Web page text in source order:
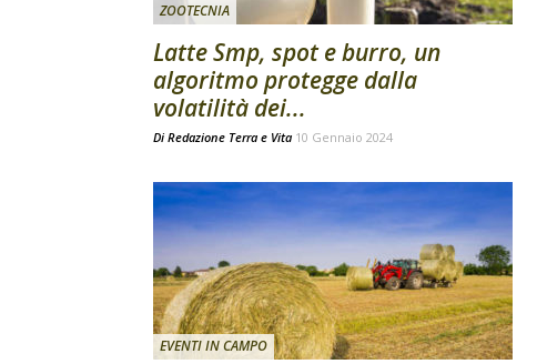
ZOOTECNIA
Latte Smp, spot e burro, un
algoritmo protegge dalla
volatilità dei...
Di Redazione Terra e Vita 10 Gennaio 2024
EVENTI IN CAMPO